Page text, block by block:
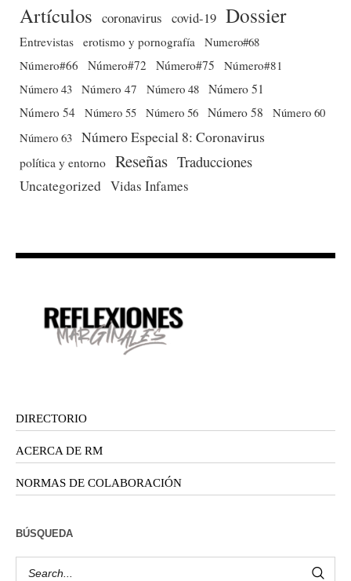
Artículos coronavirus covid-19 Dossier
Entrevistas erotismo y pornografía
Numero#68
Número#66
Número#72 Número#75
Número#81
Número 43 Número 47 Número 48 Número 51
Número 54 Número 55 Número 56 Número 58
Número 60
Número 63 Número Especial 8: Coronavirus
política y entorno Reseñas Traducciones
Uncategorized Vidas Infames
DIRECTORIO
ACERCA DE RM
NORMAS DE COLABORACIÓN
BÚSQUEDA